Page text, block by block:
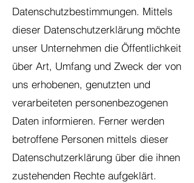
Datenschutzbestimmungen. Mittels
dieser Datenschutzerklärung möchte
unser Unternehmen die Öffentlichkeit
über Art, Umfang und Zweck der von
uns erhobenen, genutzten und
verarbeiteten personenbezogenen
Daten informieren. Ferner werden
betroffene Personen mittels dieser
Datenschutzerklärung über die ihnen
zustehenden Rechte aufgeklärt.